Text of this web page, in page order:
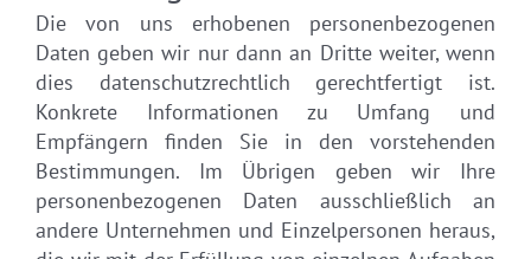
Die von uns erhobenen personenbezogenen
Daten geben wir nur dann an Dritte weiter, wenn
dies datenschutzrechtlich gerechtfertigt ist.
Konkrete Informationen zu Umfang und
Empfängern finden Sie in den vorstehenden
Bestimmungen. Im Übrigen geben wir Ihre
personenbezogenen Daten ausschließlich an
andere Unternehmen und Einzelpersonen heraus,